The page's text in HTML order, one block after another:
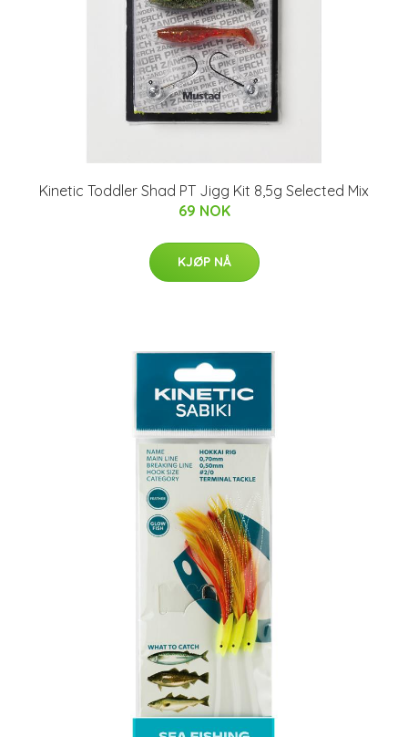
Kinetic Toddler Shad PT Jigg Kit 8,5g Selected Mix
69 NOK
KJØP NÅ